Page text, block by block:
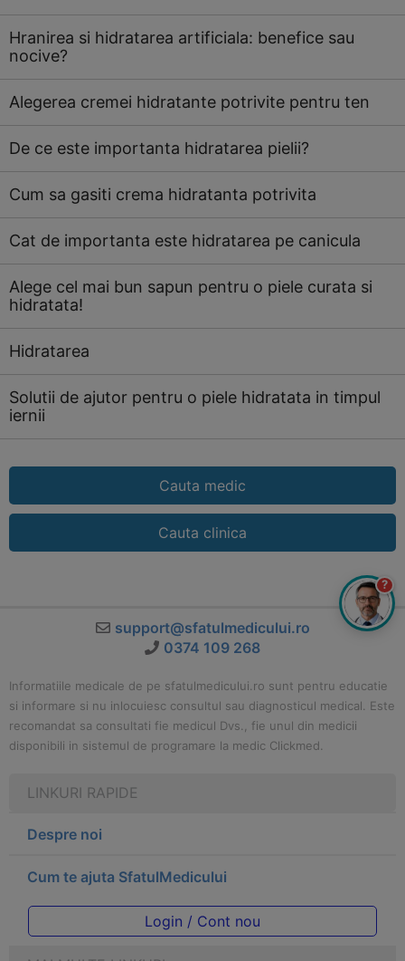
Hranirea si hidratarea artificiala: benefice sau
nocive?
Alegerea cremei hidratante potrivite pentru ten
De ce este importanta hidratarea pielii?
Cum sa gasiti crema hidratanta potrivita
Cat de importanta este hidratarea pe canicula
Alege cel mai bun sapun pentru o piele curata si
hidratata!
Hidratarea
Solutii de ajutor pentru o piele hidratata in timpul
iernii
Cauta medic
Cauta clinica
support@sfatulmedicului.ro
0374 109 268
Informatiile medicale de pe sfatulmedicului.ro sunt pentru educatie
si informare si nu inlocuiesc consultul sau diagnosticul medical. Este
recomandat sa consultati fie medicul Dvs., fie unul din medicii
disponibili in sistemul de programare la medic Clickmed.
LINKURI RAPIDE
Despre noi
Cum te ajuta SfatulMedicului
Login / Cont nou
?